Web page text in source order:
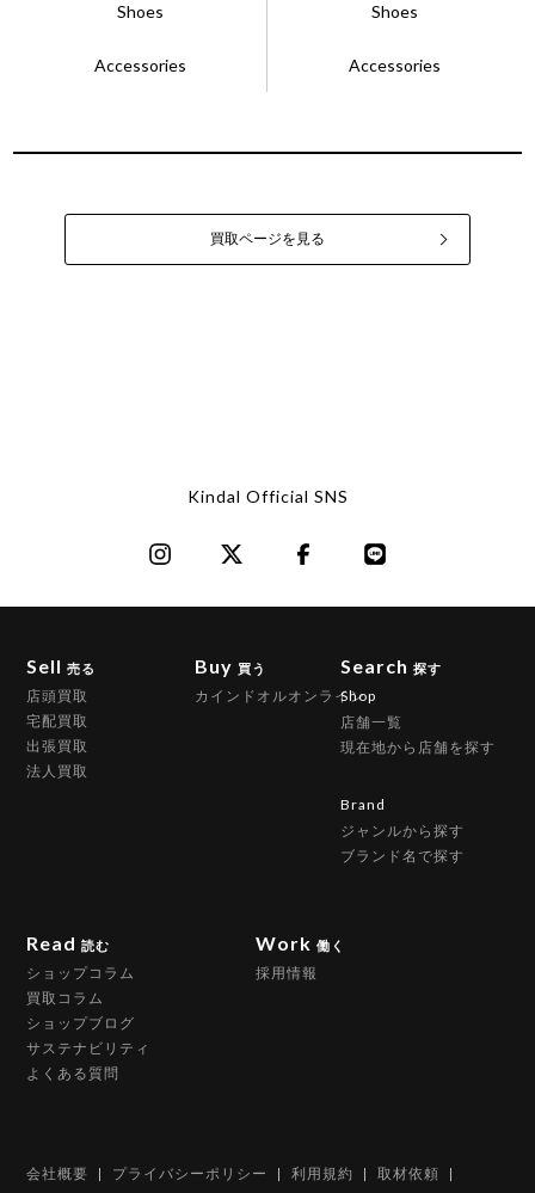
Shoes
Accessories
Shoes
Accessories
買取ページを見る
Kindal Official SNS
Sell売る
店頭買取
宅配買取
出張買取
法人買取
Buy 買う
カインドオルオンライン
Search 探す
Shop
店舗一覧
現在地から店舗を探す
Brand
ジャンルから探す
ブランド名で探す
Read読む
ショップコラム
買取コラム
ショップブログ
サステナビリティ
よくある質問
Work 働く
採用情報
会社概要 プライバシーポリシー 利用規約
取材依頼